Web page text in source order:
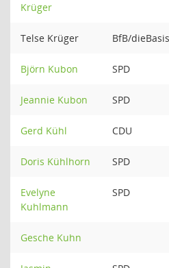
Krüger
Telse Krüger BfB/dieBasis
Björn Kubon SPD
Jeannie Kubon SPD
Gerd Kühl CDU
Doris Kühlhorn SPD
Evelyne
Kuhlmann
SPD
Gesche Kuhn